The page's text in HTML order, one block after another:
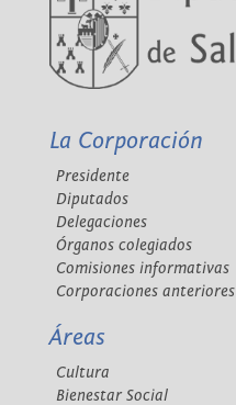
La Corporación
Presidente
Diputados
Delegaciones
Órganos colegiados
Comisiones informativas
Corporaciones anteriores
Áreas
Cultura
Bienestar Social